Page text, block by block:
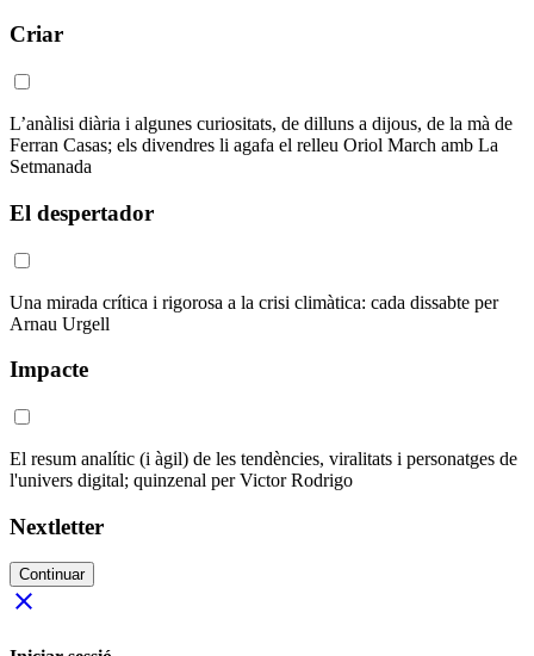
Criar
L’anàlisi diària i algunes curiositats, de dilluns a dijous, de la mà de
Ferran Casas; els divendres li agafa el relleu Oriol March amb La
Setmanada
El despertador
Una mirada crítica i rigorosa a la crisi climàtica: cada dissabte per
Arnau Urgell
Impacte
El resum analític (i àgil) de les tendències, viralitats i personatges de
l'univers digital; quinzenal per Victor Rodrigo
Nextletter
Continuar
close